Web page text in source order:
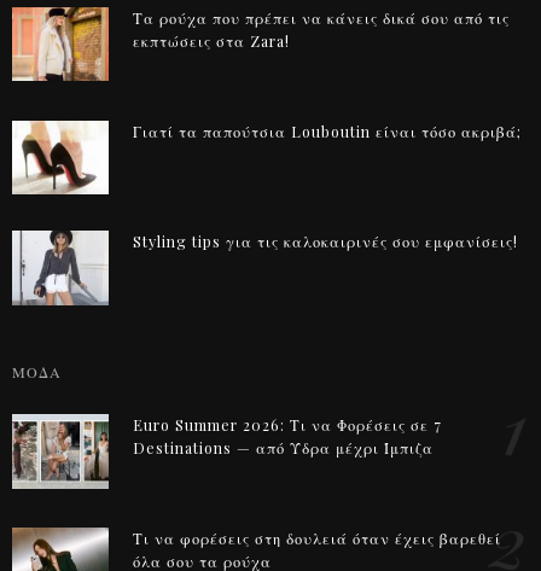
Τα ρούχα που πρέπει να κάνεις δικά σου από τις
εκπτώσεις στα Zara!
Γιατί τα παπούτσια Louboutin είναι τόσο ακριβά;
Styling tips για τις καλοκαιρινές σου εμφανίσεις!
ΜΟΔΑ
Euro Summer 2026: Τι να Φορέσεις σε 7
Destinations — από Ύδρα μέχρι Ίμπιζα
Τι να φορέσεις στη δουλειά όταν έχεις βαρεθεί
όλα σου τα ρούχα
2